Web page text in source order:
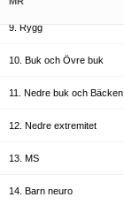
9. Rygg
10. Buk och Övre buk
11. Nedre buk och Bäcken
12. Nedre extremitet
13. MS
14. Barn neuro